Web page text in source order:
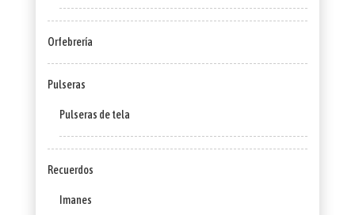
Orfebrería
Pulseras
Pulseras de tela
Recuerdos
Imanes